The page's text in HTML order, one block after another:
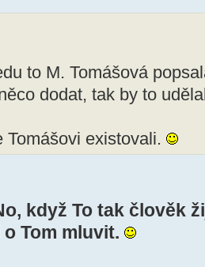
to M. Tomášová
dodat, tak by to
Tomášovi existovali.
když To tak člověk
Tom mluvit.